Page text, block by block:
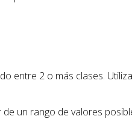
entre 2 o más clases.
un rango de valores